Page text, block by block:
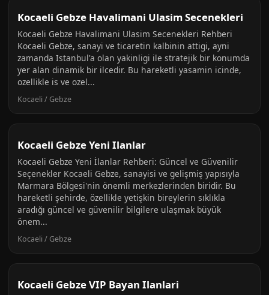
Kocaeli Gebze Havalimani Ulasim Secenekleri
Kocaeli Gebze Havalimani Ulasim Secenekleri Rehberi
Kocaeli Gebze, sanayi ve ticaretin kalbinin attigi, ayni
zamanda Istanbul'a olan yakinligi ile stratejik bir konumda
yer alan dinamik bir ilcedir. Bu hareketli yasamin icinde,
ozellikle is ve ozel...
Kocaeli / Gebze
Kocaeli Gebze Yeni Ilanlar
Kocaeli Gebze Yeni İlanlar Rehberi: Güncel ve Güvenilir
Seçenekler Kocaeli Gebze, sanayisi ve gelişmiş yapısıyla
Marmara Bölgesi'nin önemli merkezlerinden biridir. Bu
hareketli şehirde, özellikle yetişkin bireylerin sıklıkla
aradığı güncel ve güvenilir bilgilere ulaşmak büyük
önem...
Kocaeli / Gebze
Kocaeli Gebze VIP Bayan Ilanlari